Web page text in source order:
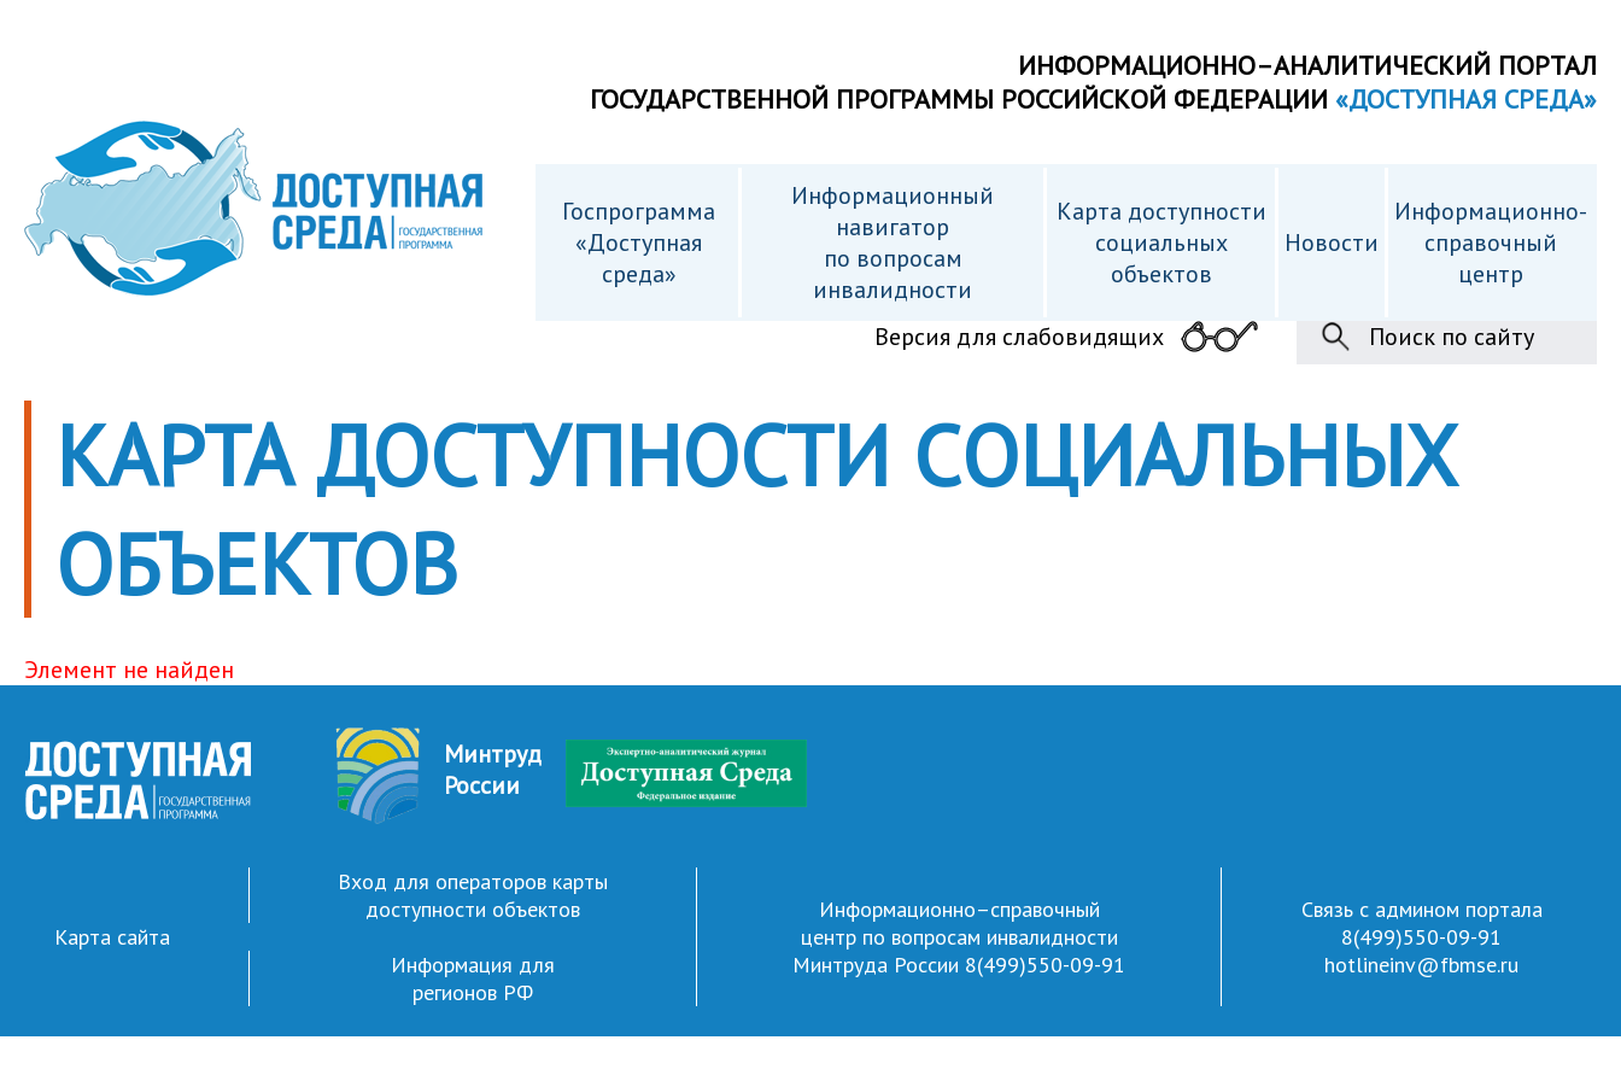
ИНФОРМАЦИОННО–АНАЛИТИЧЕСКИЙ ПОРТАЛ
ГОСУДАРСТВЕННОЙ ПРОГРАММЫ РОССИЙСКОЙ ФЕДЕРАЦИИ «ДОСТУПНАЯ СРЕДА»
Госпрограмма
«Доступная
среда»
Информационный
навигатор
по вопросам
инвалидности
Карта доступности
cоциальных
объектов
Новости
Информационно-
справочный
центр
Версия для слабовидящих
Поиск по сайту
КАРТА ДОСТУПНОСТИ CОЦИАЛЬНЫХ
ОБЪЕКТОВ
Элемент не найден
Минтруд
России
Карта сайта
Вход для операторов карты
доступности объектов
Информация для
регионов РФ
Информационно–справочный
центр по вопросам инвалидности
Минтруда России 8(499)550-09-91
Связь с админом портала
8(499)550-09-91
hotlineinv@fbmse.ru